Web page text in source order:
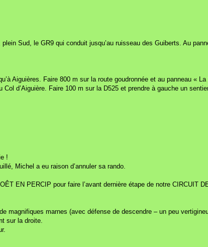
Sud, le GR9 qui conduit jusqu’au ruisseau des Guiberts. Au
Aiguières. Faire 800 m sur la route goudronnée et au panneau «
d’Aiguière. Faire 100 m sur la D525 et prendre à gauche un
!
Michel a eu raison d’annuler sa rando.
EN PERCIP pour faire l’avant dernière étape de notre CIRCUIT
magnifiques marnes (avec défense de descendre – un peu
sur la droite.